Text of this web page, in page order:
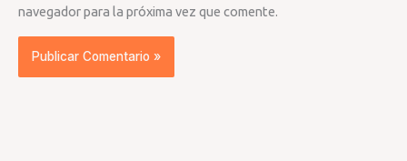
navegador para la próxima vez que comente.